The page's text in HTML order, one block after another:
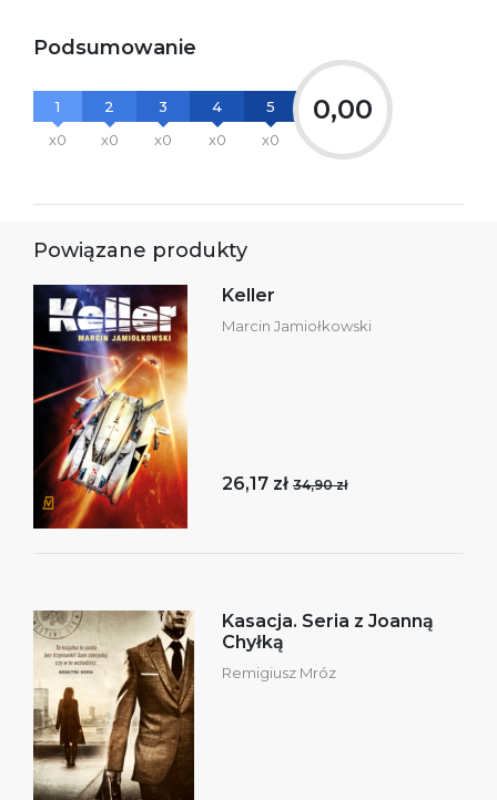
Podsumowanie
1
x0
2
x0
3
x0
4
x0
5
x0
0,00
Powiązane produkty
Keller
Marcin Jamiołkowski
26,17 zł 34,90 zł
Kasacja. Seria z Joanną
Chyłką
Remigiusz Mróz